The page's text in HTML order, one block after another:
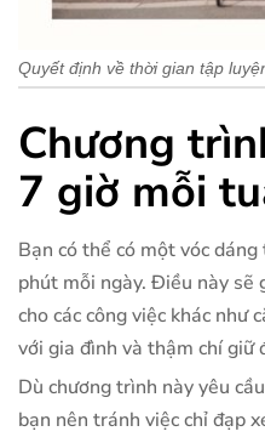
Quyết định về thời gian tập
Chương
7 giờ mỗi
Bạn có thể có một vóc
phút mỗi ngày. Điều này sẽ
cho các công việc khác như
với gia đình và thậm chí giữ
Dù chương trình này yêu
bạn nên tránh việc chỉ đạp